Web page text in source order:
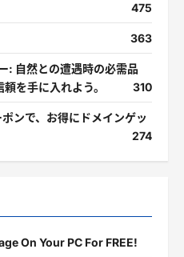
475
363
: 自然との遭遇時の必需品
を手に入れよう。
310
ンで、お得にドメインゲッ
274
On Your PC For FREE!